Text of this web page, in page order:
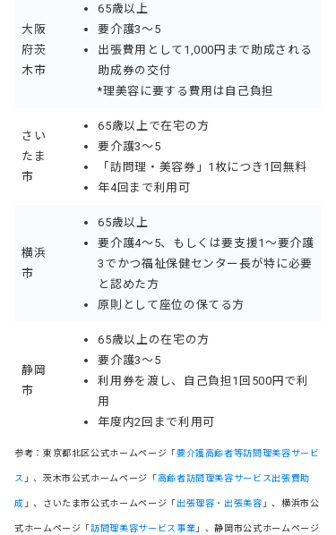
大阪
府茨
木市
65歳以上
要介護3〜5
出張費用として1,000円まで助成される
助成券の交付
*理美容に要する費用は自己負担
さい
たま
市
65歳以上で在宅の方
要介護3〜5
「訪問理・美容券」1枚につき1回無料
年4回まで利用可
横浜
市
65歳以上
要介護4〜5、もしくは要支援1〜要介護
3でかつ福祉保健センター長が特に必要
と認めた方
原則として座位の保てる方
静岡
市
65歳以上の在宅の方
要介護3〜5
利用券を渡し、自己負担1回500円で利
用
年度内2回まで利用可
参考：東京都北区公式ホームページ「 要介護高齢者等訪問理美容サービ
ス 」、茨木市公式ホームページ「 高齢者訪問理美容サービス出張費助
成 」、さいたま市公式ホームページ「 出張理容・出張美容 」、横浜市公
式ホームページ「訪問理美容サービス事業 」、静岡市公式ホームページ